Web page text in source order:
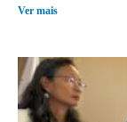
Ver mais